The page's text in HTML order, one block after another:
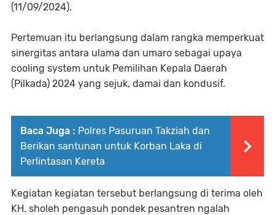
(11/09/2024).
Pertemuan itu berlangsung dalam rangka memperkuat
sinergitas antara ulama dan umaro sebagai upaya
cooling system untuk Pemilihan Kepala Daerah
(Pilkada) 2024 yang sejuk, damai dan kondusif.
Baca Juga : Polres Pasuruan Takziah dan
Berikan santunan untuk Korban Laka di
Perlintasan Kereta
Kegiatan kegiatan tersebut berlangsung di terima oleh
KH. sholeh pengasuh pondek pesantren ngalah